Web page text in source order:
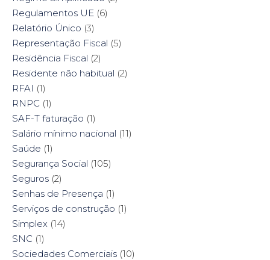
Regulamentos UE (6)
Relatório Único (3)
Representação Fiscal (5)
Residência Fiscal (2)
Residente não habitual (2)
RFAI (1)
RNPC (1)
SAF-T faturação (1)
Salário mínimo nacional (11)
Saúde (1)
Segurança Social (105)
Seguros (2)
Senhas de Presença (1)
Serviços de construção (1)
Simplex (14)
SNC (1)
Sociedades Comerciais (10)